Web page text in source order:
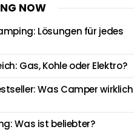
NOW
Lösungen für jedes
Gas, Kohle oder Elektro?
Was Camper wirklich
Was ist beliebter?